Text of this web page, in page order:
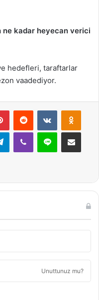
ne kadar heyecan verici
hedefleri, taraftarlar
vaadediyor.
PinterestReddit VKontakte
TelegramViber Line E-Posta ile
Unuttunuz mu?